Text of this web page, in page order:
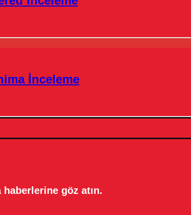
İnceleme
göz atın.